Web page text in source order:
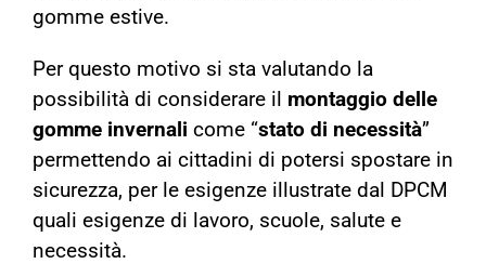
gomme estive.
Per questo motivo si sta valutando la
possibilità di considerare il montaggio delle
gomme invernali come “stato di necessità”
permettendo ai cittadini di potersi spostare in
sicurezza, per le esigenze illustrate dal DPCM
quali esigenze di lavoro, scuole, salute e
necessità.